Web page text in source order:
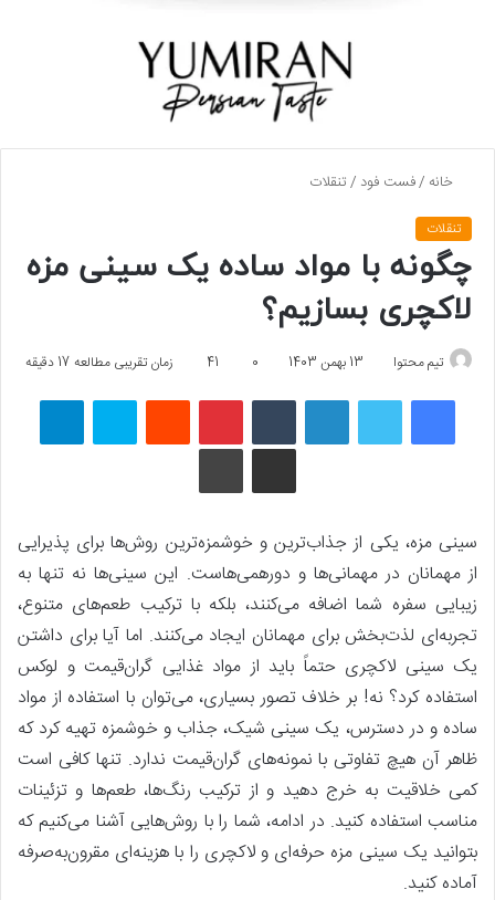
خانه /فست فود /تنقلات
تنقلات
چگونه با مواد ساده یک سینی مزه
لاکچری بسازیم؟
تیم محتوا 13 بهمن 1403 0
41 زمان تقریبی مطالعه 17 دقیقه
فیسبوک لینکداین پینتریست اسکایپ
چاپ
سینی مزه، یکی از جذاب‌ترین و خوشمزه‌ترین روش‌ها برای پذیرایی
از مهمانان در مهمانی‌ها و دورهمی‌هاست. این سینی‌ها نه تنها به
زیبایی سفره شما اضافه می‌کنند، بلکه با ترکیب طعم‌های متنوع،
تجربه‌ای لذت‌بخش برای مهمانان ایجاد می‌کنند. اما آیا برای داشتن
یک سینی لاکچری حتماً باید از مواد غذایی گران‌قیمت و لوکس
استفاده کرد؟ نه! بر خلاف تصور بسیاری، می‌توان با استفاده از مواد
ساده و در دسترس، یک سینی شیک، جذاب و خوشمزه تهیه کرد که
ظاهر آن هیچ تفاوتی با نمونه‌های گران‌قیمت ندارد. تنها کافی است
کمی خلاقیت به خرج دهید و از ترکیب رنگ‌ها، طعم‌ها و تزئینات
مناسب استفاده کنید. در ادامه، شما را با روش‌هایی آشنا می‌کنیم که
بتوانید یک سینی مزه حرفه‌ای و لاکچری را با هزینه‌ای مقرون‌به‌صرفه
آماده کنید.